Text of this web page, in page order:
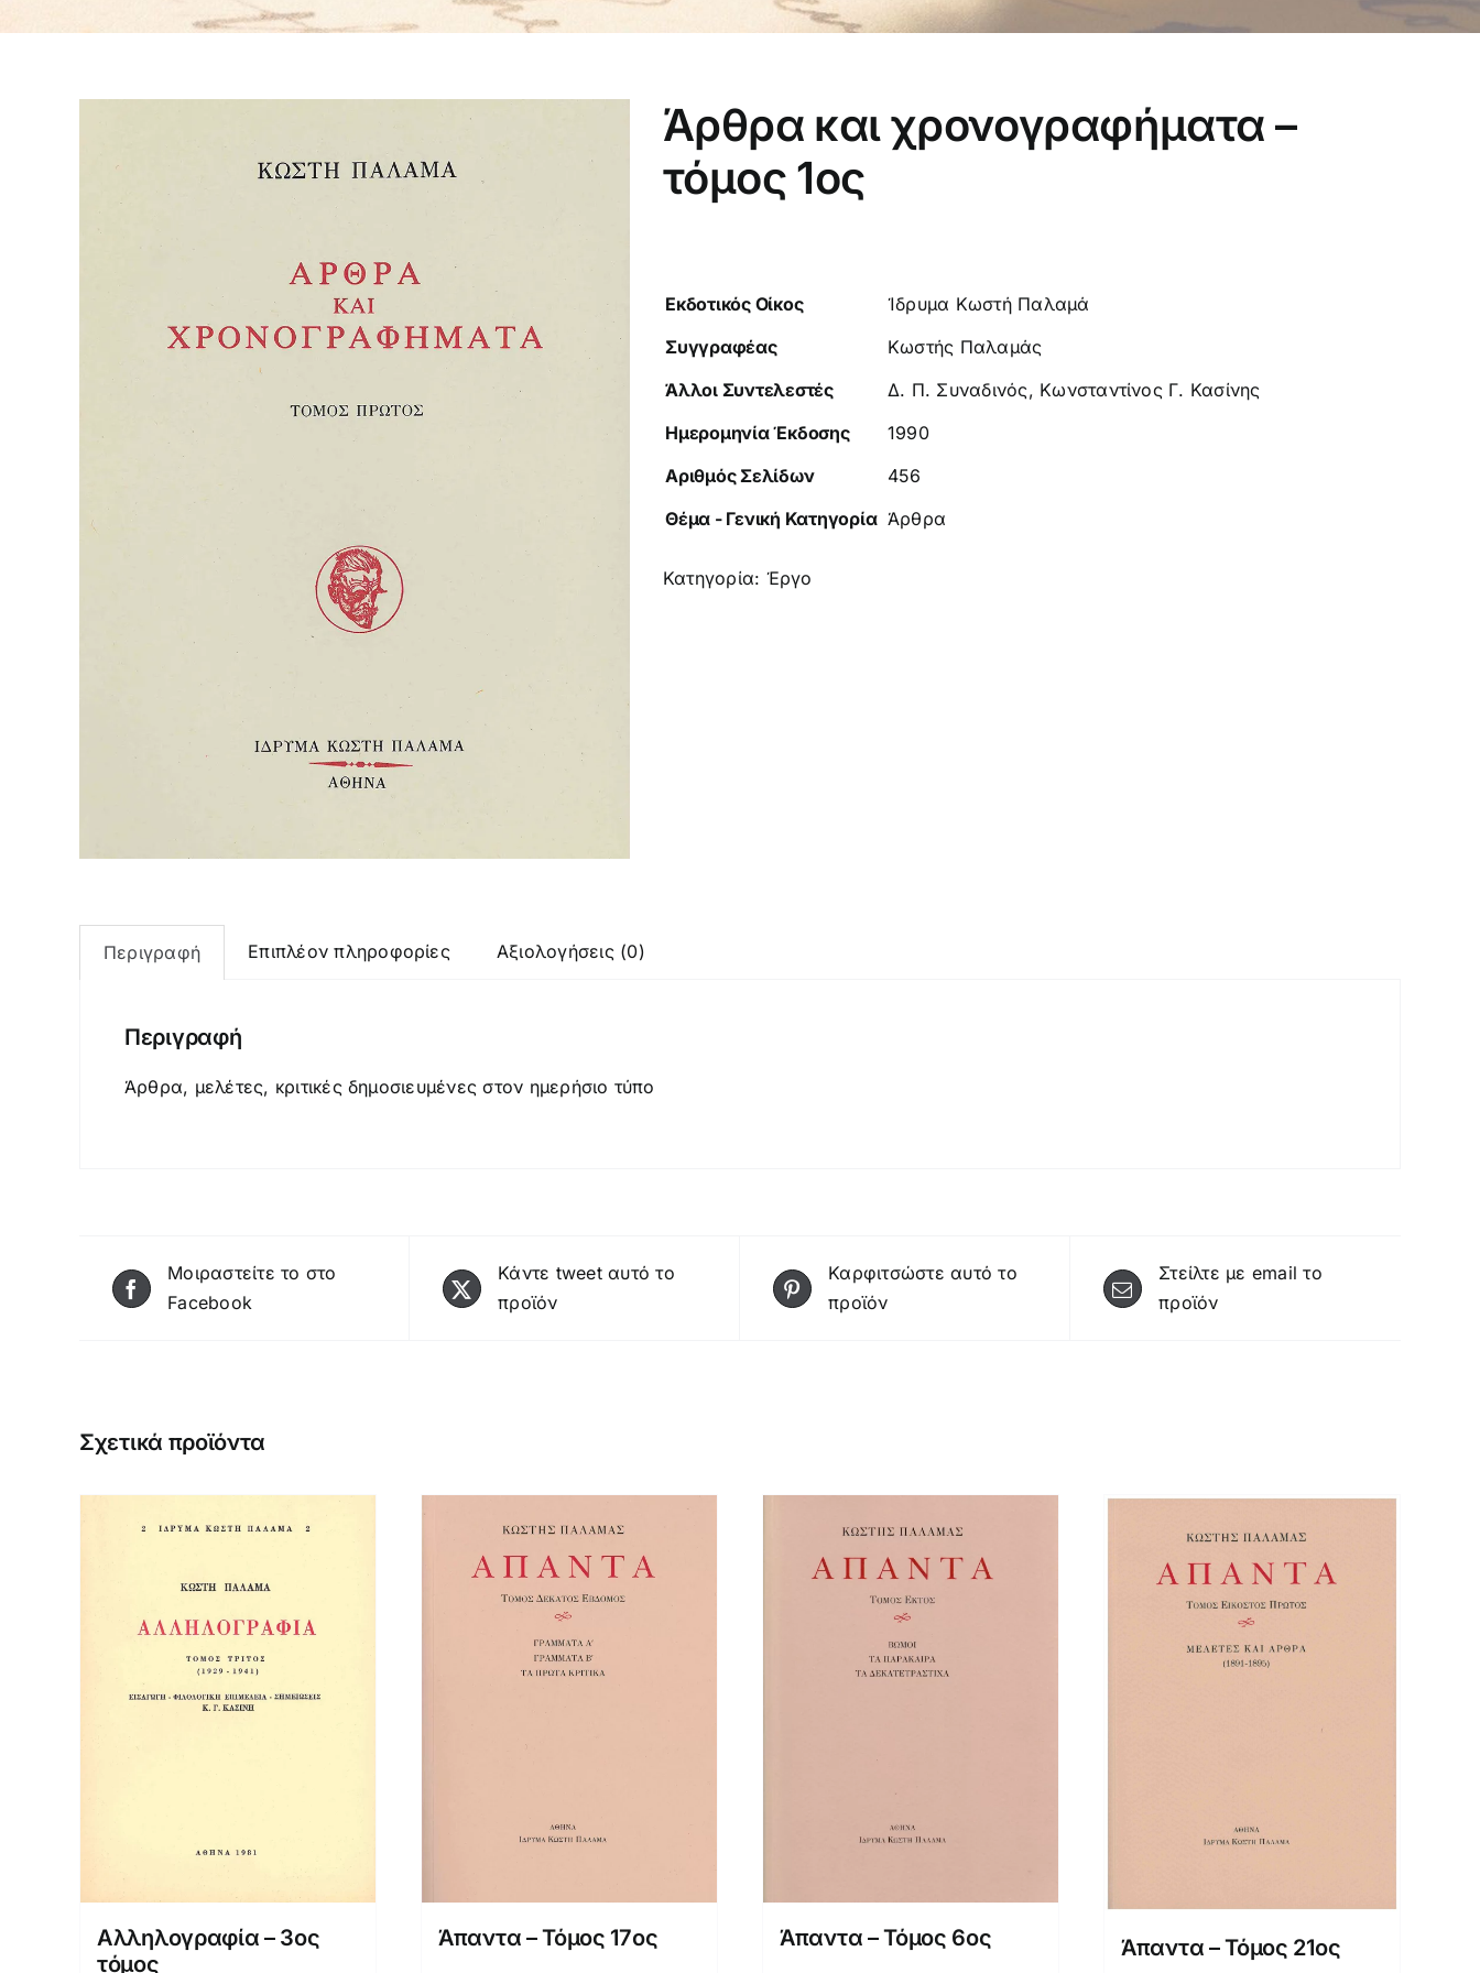
Άρθρα και χρονογραφήματα –
τόμος 1ος
Εκδοτικός Οίκος
Ίδρυμα Κωστή Παλαμά
Συγγραφέας
Κωστής Παλαμάς
Άλλοι Συντελεστές
Δ. Π. Συναδινός, Κωνσταντίνος Γ. Κασίνης
Ημερομηνία Έκδοσης
1990
Αριθμός Σελίδων
456
Θέμα - Γενική Κατηγορία Άρθρα
Κατηγορία: Έργο
Περιγραφή Επιπλέον πληροφορίες Αξιολογήσεις (0)
Περιγραφή
Άρθρα, μελέτες, κριτικές δημοσιευμένες στον ημερήσιο τύπο
Μοιραστείτε το στο
Facebook
Κάντε tweet αυτό το
προϊόν
Καρφιτσώστε αυτό το
προϊόν
Στείλτε με email το
προϊόν
Σχετικά προϊόντα
Αλληλογραφία – 3ος
τόμος
Άπαντα – Τόμος 17ος Άπαντα – Τόμος 6ος Άπαντα – Τόμος 21ος